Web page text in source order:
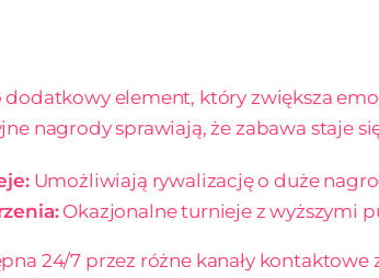
element, który zwiększa
nagrody sprawiają, że zabawa staje
Umożliwiają rywalizację o duże
Okazjonalne turnieje z wyższymi
24/7 przez różne kanały